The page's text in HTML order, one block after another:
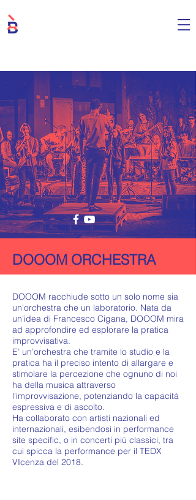
DOOOM ORCHESTRA
DOOOM racchiude sotto un solo nome sia
un'orchestra che un laboratorio. Nata da
un'idea di Francesco Cigana, DOOOM mira
ad approfondire ed esplorare la pratica
improvvisativa.
E’ un’orchestra che tramite lo studio e la
pratica ha il preciso intento di allargare e
stimolare la percezione che ognuno di noi
ha della musica attraverso
l'improvvisazione, potenziando la capacità
espressiva e di ascolto.
Ha collaborato con artisti nazionali ed
internazionali, esibendosi in performance
site specific, o in concerti più classici, tra
cui spicca la performance per il TEDX
VIcenza del 2018.